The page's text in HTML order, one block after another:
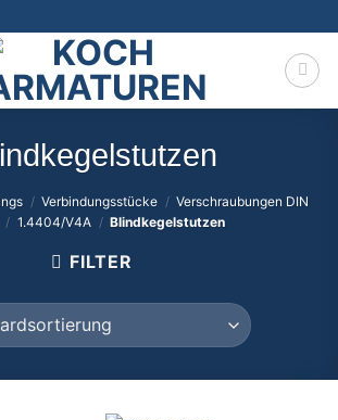
/ Verbindungsstücke / Verschraubungen DIN
/ 1.4404/V4A / Blindkegelstutzen
FILTER